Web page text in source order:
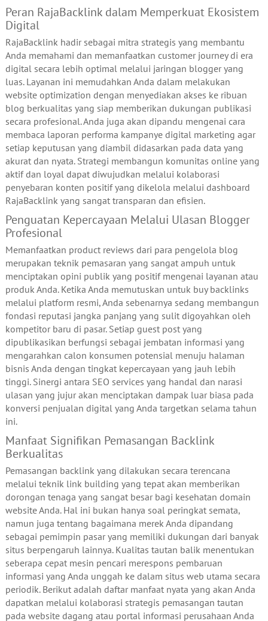
Peran RajaBacklink dalam Memperkuat Ekosistem
Digital
RajaBacklink hadir sebagai mitra strategis yang membantu
Anda memahami dan memanfaatkan customer journey di era
digital secara lebih optimal melalui jaringan blogger yang
luas. Layanan ini memudahkan Anda dalam melakukan
website optimization dengan menyediakan akses ke ribuan
blog berkualitas yang siap memberikan dukungan publikasi
secara profesional. Anda juga akan dipandu mengenai cara
membaca laporan performa kampanye digital marketing agar
setiap keputusan yang diambil didasarkan pada data yang
akurat dan nyata. Strategi membangun komunitas online yang
aktif dan loyal dapat diwujudkan melalui kolaborasi
penyebaran konten positif yang dikelola melalui dashboard
RajaBacklink yang sangat transparan dan efisien.
Penguatan Kepercayaan Melalui Ulasan Blogger
Profesional
Memanfaatkan product reviews dari para pengelola blog
merupakan teknik pemasaran yang sangat ampuh untuk
menciptakan opini publik yang positif mengenai layanan atau
produk Anda. Ketika Anda memutuskan untuk buy backlinks
melalui platform resmi, Anda sebenarnya sedang membangun
fondasi reputasi jangka panjang yang sulit digoyahkan oleh
kompetitor baru di pasar. Setiap guest post yang
dipublikasikan berfungsi sebagai jembatan informasi yang
mengarahkan calon konsumen potensial menuju halaman
bisnis Anda dengan tingkat kepercayaan yang jauh lebih
tinggi. Sinergi antara SEO services yang handal dan narasi
ulasan yang jujur akan menciptakan dampak luar biasa pada
konversi penjualan digital yang Anda targetkan selama tahun
ini.
Manfaat Signifikan Pemasangan Backlink
Berkualitas
Pemasangan backlink yang dilakukan secara terencana
melalui teknik link building yang tepat akan memberikan
dorongan tenaga yang sangat besar bagi kesehatan domain
website Anda. Hal ini bukan hanya soal peringkat semata,
namun juga tentang bagaimana merek Anda dipandang
sebagai pemimpin pasar yang memiliki dukungan dari banyak
situs berpengaruh lainnya. Kualitas tautan balik menentukan
seberapa cepat mesin pencari merespons pembaruan
informasi yang Anda unggah ke dalam situs web utama secara
periodik. Berikut adalah daftar manfaat nyata yang akan Anda
dapatkan melalui kolaborasi strategis pemasangan tautan
pada website dagang atau portal informasi perusahaan Anda